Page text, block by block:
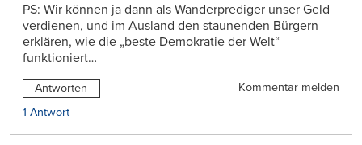
PS: Wir können ja dann als Wanderprediger unser Geld
verdienen, und im Ausland den staunenden Bürgern
erklären, wie die „beste Demokratie der Welt“
funktioniert…
Antworten
Kommentar melden
1 Antwort